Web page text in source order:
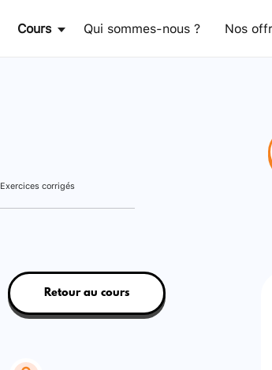
Cours Qui sommes-nous ? Nos
Exercices corrigés
Retour au cours